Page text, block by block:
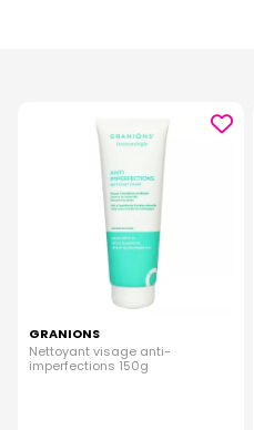
GRANIONS
Nettoyant visage anti-
imperfections 150g